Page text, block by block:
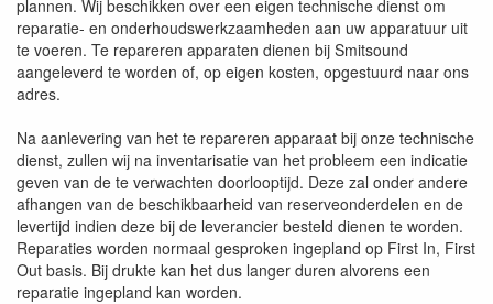
plannen. Wij beschikken over een eigen technische dienst om
reparatie- en onderhoudswerkzaamheden aan uw apparatuur uit
te voeren. Te repareren apparaten dienen bij Smitsound
aangeleverd te worden of, op eigen kosten, opgestuurd naar ons
adres.
Na aanlevering van het te repareren apparaat bij onze technische
dienst, zullen wij na inventarisatie van het probleem een indicatie
geven van de te verwachten doorlooptijd. Deze zal onder andere
afhangen van de beschikbaarheid van reserveonderdelen en de
levertijd indien deze bij de leverancier besteld dienen te worden.
Reparaties worden normaal gesproken ingepland op First In, First
Out basis. Bij drukte kan het dus langer duren alvorens een
reparatie ingepland kan worden.